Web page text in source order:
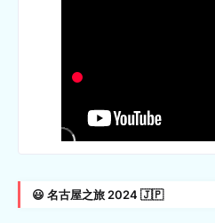
😃 名古屋之旅 2024 🇯🇵